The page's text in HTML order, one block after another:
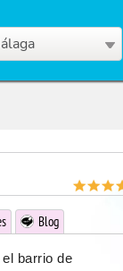
Blog
barrio de